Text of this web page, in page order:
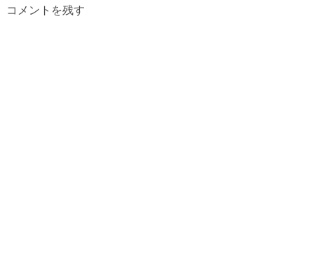
コメントを残す